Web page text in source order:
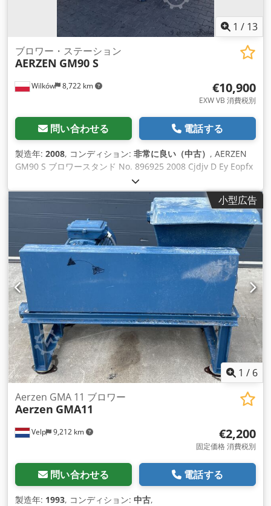
カーでも提供されていません。それは私たちのプログラマーに
よってスクラッチから開発されたシス テムです 自動排煙煙筒
煙突は、チャンバー内をスモークするために、焼成終了の数分
前に開くようにプログラムすることができます。 パネルから遠
隔操作が可能なので、ほとんどの構造物のように機械的に行う
サイクルが開始されましたが、どのくらいで終了しますか？ 暖
房のダイナミクスを計算すると、我々はそれをカウントし、デ
1 / 13
Wilków 8,722 km
ブロワー・ステーション
AERZEN GM90 S
€10,900
EXW VB 消費税別
問い合わせる 電話する
製造年: 2008, コンディション: 非常に良い（中古） , AERZEN
GM90 S ブロワースタンド No. 896925 2008 Cjdjv D Ey Eopfx
Aktsrf ブロワー GM90S No.896925 59.80 m3/分 1バール
93.80kW 2008年 エンジン エアゼン 110/125kW 番号
OC30249 2008年
小型広告
1 / 6
Velp 9,212 km
Aerzen GMA 11 ブロワー
Aerzen GMA11
€2,200
固定価格 消費税別
問い合わせる 電話する
製造年: 1993, コンディション: 中古,